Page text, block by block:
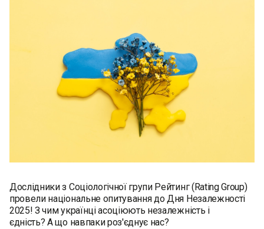
Дослідники з Соціологічної групи Рейтинг (Rating Group)
провели національне опитування до Дня Незалежності
2025! З чим українці асоціюють незалежність і
єдність? А що навпаки роз'єднує нас?